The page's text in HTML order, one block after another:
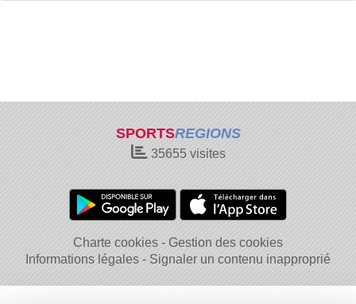
SPORTSREGIONS
35655visites
Charte cookies
Gestion des cookies
Informations légales
Signaler un contenu inapproprié